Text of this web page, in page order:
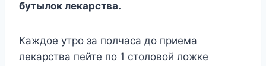
бутылок лекарства.
Каждое утро за полчаса до приема
лекарства пейте по 1 столовой ложке